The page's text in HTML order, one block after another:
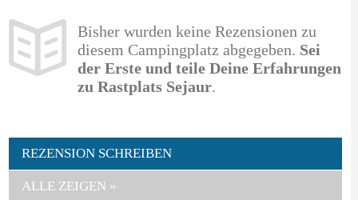
Bisher wurden keine Rezensionen zu
diesem Campingplatz abgegeben. Sei
der Erste und teile Deine Erfahrungen
zu Rastplats Sejaur.
REZENSION SCHREIBEN
ALLE ZEIGEN »